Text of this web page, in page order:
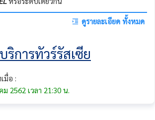
ดูรายละเอียด ทั้งหมด
ริการทัวร์รัสเซีย
มื่อ :
2562 เวลา 21:30 น.